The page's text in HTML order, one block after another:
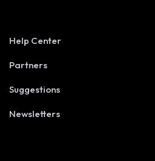
Help Center
Partners
Suggestions
Newsletters